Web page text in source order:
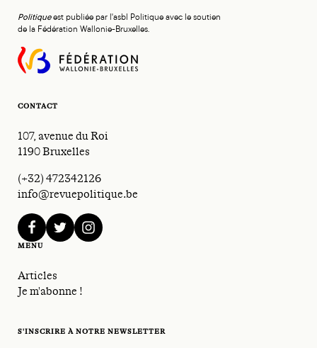
Politiqueest publiée par l'asbl Politique avec le soutien
de la Fédération Wallonie-Bruxelles.
CONTACT
107, avenue du Roi
1190 Bruxelles
(+32) 472342126
info@revuepolitique.be
facebooktwitterinstagram
MENU
Articles
Je m'abonne !
S'INSCRIRE À NOTRE NEWSLETTER